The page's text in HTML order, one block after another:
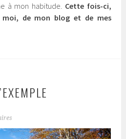
à mon habitude. Cette fois-ci,
moi, de mon blog et de mes